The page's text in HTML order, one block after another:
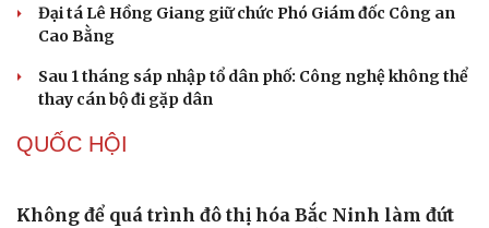
Đại tá Lê Hồng Giang giữ chức Phó Giám đốc Công an
Cao Bằng
Sau 1 tháng sáp nhập tổ dân phố: Công nghệ không thể
thay cán bộ đi gặp dân
QUỐC HỘI
Không để quá trình đô thị hóa Bắc Ninh làm đứt